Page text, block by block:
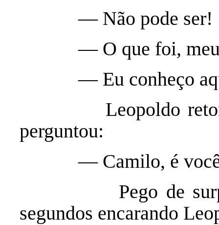
— Não pode ser!
— O que foi, meu
— Eu conheço
Leopoldo retornou
perguntou:
— Camilo, é
Pego de
segundos encarando